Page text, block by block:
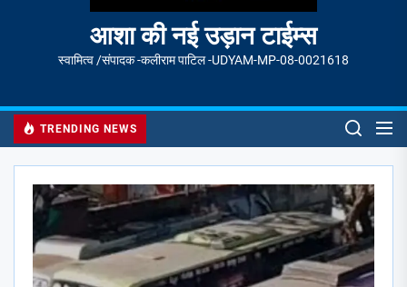
आशा की नई उड़ान टाईम्स
स्वामित्व /संपादक -कलीराम पाटिल -UDYAM-MP-08-0021618
TRENDING NEWS